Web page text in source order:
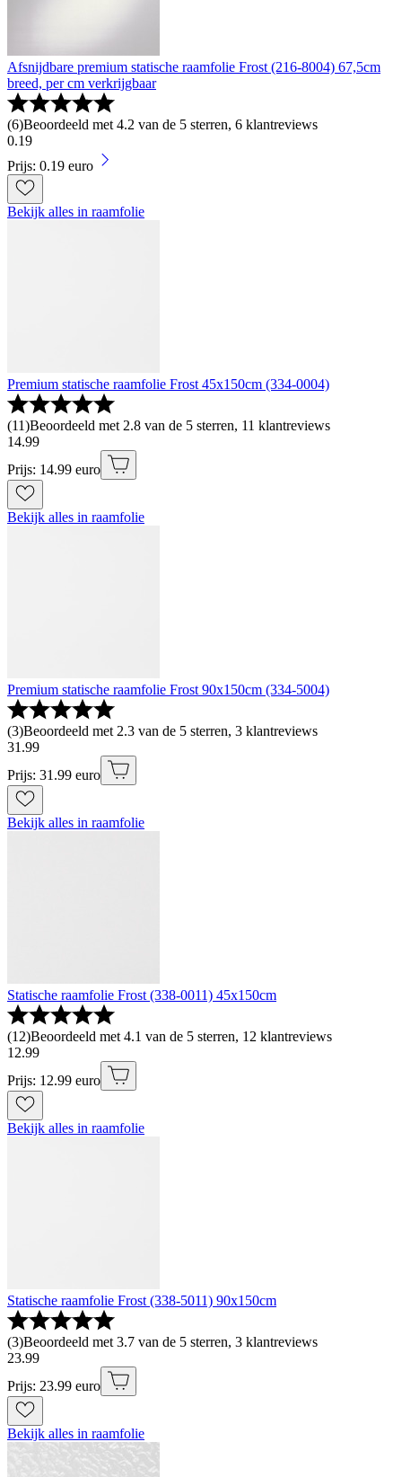
Afsnijdbare premium statische raamfolie Frost (216-8004) 67,5cm
breed, per cm verkrijgbaar
(6)Beoordeeld met 4.2 van de 5 sterren, 6 klantreviews
0.19
Prijs: 0.19 euro
Bekijk alles in raamfolie
Premium statische raamfolie Frost 45x150cm (334-0004)
(11)Beoordeeld met 2.8 van de 5 sterren, 11 klantreviews
14.99
Prijs: 14.99 euro
Bekijk alles in raamfolie
Premium statische raamfolie Frost 90x150cm (334-5004)
(3)Beoordeeld met 2.3 van de 5 sterren, 3 klantreviews
31 .99
Prijs: 31.99 euro
Bekijk alles in raamfolie
Statische raamfolie Frost (338-0011) 45x150cm
(12)Beoordeeld met 4.1 van de 5 sterren, 12 klantreviews
12.99
Prijs: 12.99 euro
Bekijk alles in raamfolie
Statische raamfolie Frost (338-5011) 90x150cm
(3)Beoordeeld met 3.7 van de 5 sterren, 3 klantreviews
23.99
Prijs: 23.99 euro
Bekijk alles in raamfolie